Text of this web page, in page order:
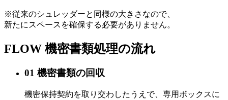
※従来のシュレッダーと同様の大きさなので、
新たにスペースを確保する必要がありません。
FLOW 機密書類処理の流れ
01 機密書類の回収
機密保持契約を取り交わしたうえで、専用ボックスに